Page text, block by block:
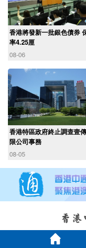
香港將發新一批銀色債券
率4.25厘
08-06
香港特區政府終止調查壹
限公司事務
08-05